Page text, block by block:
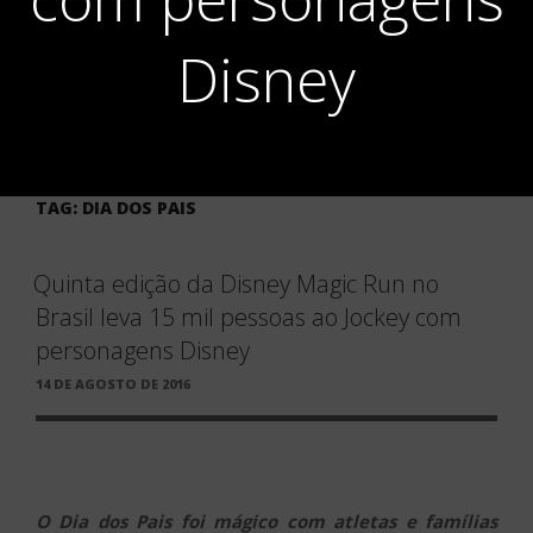
Disney
TAG: DIA DOS PAIS
Quinta edição da Disney Magic Run no
Brasil leva 15 mil pessoas ao Jockey com
personagens Disney
PUBLICADO
14 DE AGOSTO DE 2016
O Dia dos Pais foi mágico com atletas e famílias